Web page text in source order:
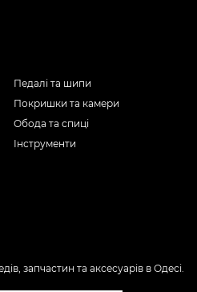
Педалі та шипи
Покришки та камери
Обода та спиці
Інструменти
запчастин та аксесуарів в Одесі.